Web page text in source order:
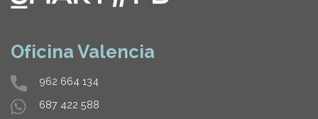
Oficina Valencia
962 664 134
687 422 588